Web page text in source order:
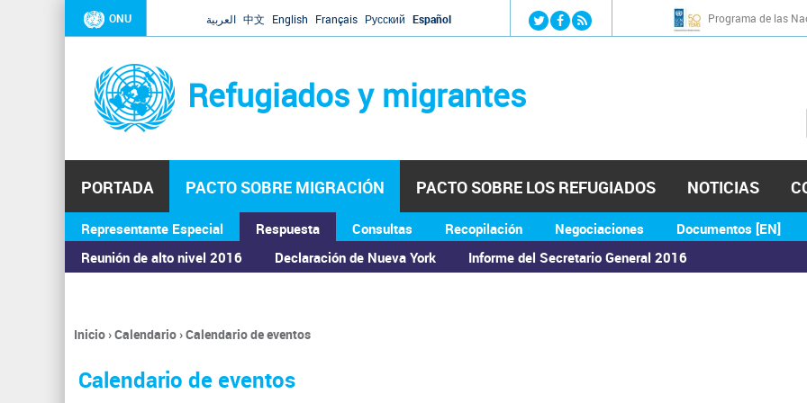
Jump to navigation
ONU العربية 中文 English Français Русский Español Programa de las
Refugiados y migrantes
PORTADA PACTO SOBRE MIGRACIÓN
Representante Especial
Respuesta
Reunión de alto nivel 2016
Declaración de Nueva York Informe del Secretario General 2016
Consultas Recopilación Negociaciones Documentos [EN]
PACTO SOBRE LOS REFUGIADOS NOTICIAS
ASAMBLEA GENERAL
Se
encuentra
usted
Inicio›Calendario›Calendario de eventos
Calendario de eventos